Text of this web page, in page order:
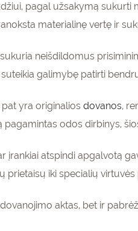
pagal užsakymą
materialinę vertę ir
neišdildomus
galimybę patirti
yra originalios dovanos,
odos dirbinys,
įrankiai atspindi apgalvotą
iki specialių virtuvės
aktas, bet ir